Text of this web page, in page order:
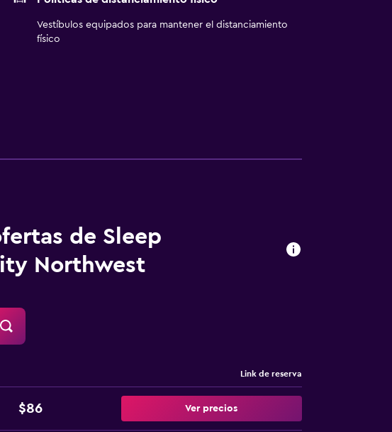
Vestíbulos equipados para mantener el distanciamiento
físico
de Sleep
Northwest
Link de reserva
$86 Ver precios